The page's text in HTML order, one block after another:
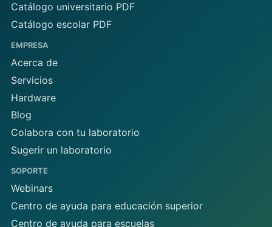
Catálogo universitario PDF
Catálogo escolar PDF
EMPRESA
Acerca de
Servicios
Hardware
Blog
Colabora con tu laboratorio
Sugerir un laboratorio
SOPORTE
Webinars
Centro de ayuda para educación superior
Centro de ayuda para escuelas